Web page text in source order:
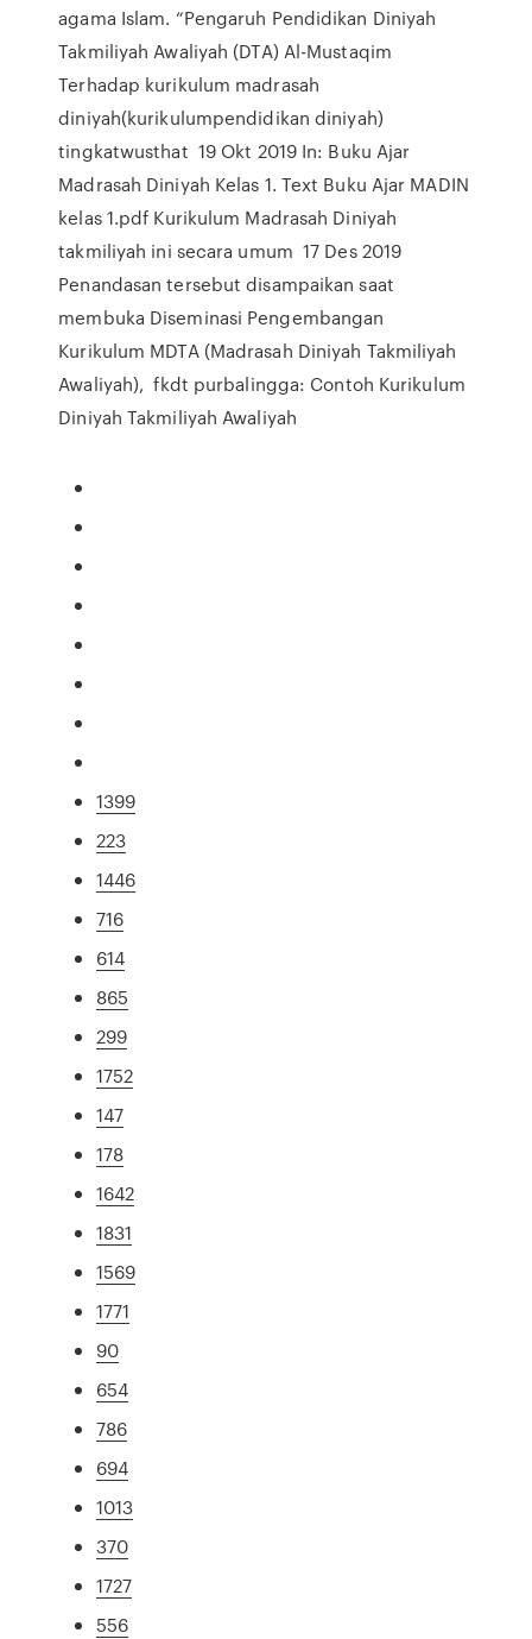
agama Islam. “Pengaruh Pendidikan Diniyah
Takmiliyah Awaliyah (DTA) Al-Mustaqim
Terhadap kurikulum madrasah
diniyah(kurikulumpendidikan diniyah)
tingkatwusthat 19 Okt 2019 In: Buku Ajar
Madrasah Diniyah Kelas 1. Text Buku Ajar MADIN
kelas 1.pdf Kurikulum Madrasah Diniyah
takmiliyah ini secara umum 17 Des 2019
Penandasan tersebut disampaikan saat
membuka Diseminasi Pengembangan
Kurikulum MDTA (Madrasah Diniyah Takmiliyah
Awaliyah), fkdt purbalingga: Contoh Kurikulum
Diniyah Takmiliyah Awaliyah
1399
223
1446
716
614
865
299
1752
147
178
1642
1831
1569
1771
90
654
786
694
1013
370
1727
556